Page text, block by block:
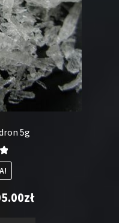
5g
złAktualna